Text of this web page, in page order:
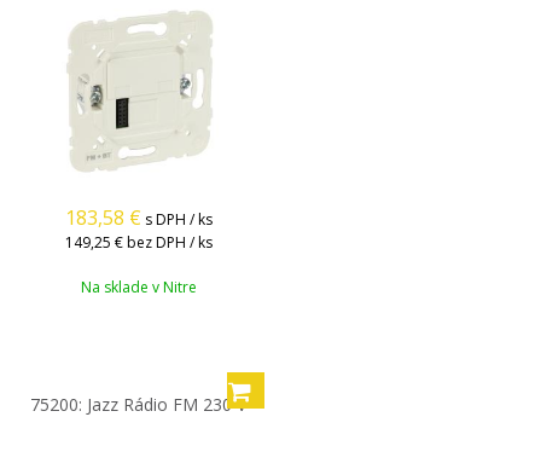
183,58 € s DPH / ks
149,25 € bez DPH / ks
Na sklade v Nitre
75200: Jazz Rádio FM 230 V